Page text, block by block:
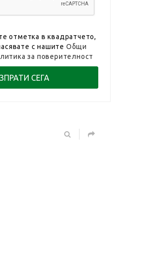
отметка в квадратчето,
с нашите Общи
за поверителност